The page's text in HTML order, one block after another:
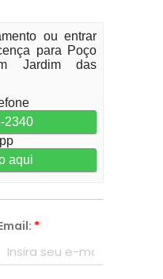
ou entrar
para Poço
Jardim das
2340
aqui
*